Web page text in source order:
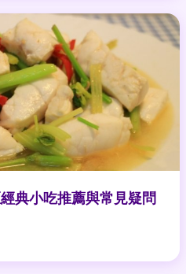
典小吃推薦與常見疑問